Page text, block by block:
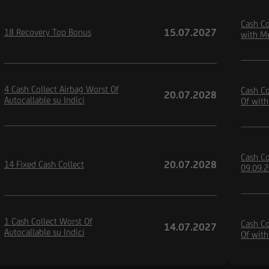
18 Recovery Top Bonus 15.07.2027
4 Cash Collect Airbag Worst Of
Autocallable su Indici
20.07.2028
14 Fixed Cash Collect 20.07.2028
1 Cash Collect Worst Of
Autocallable su Indici
14.07.2027
Cash
with
Cash
Of
Cash
Cash
Of